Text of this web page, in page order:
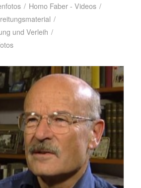
/ Homo Faber - Videos /
/
und Verleih /